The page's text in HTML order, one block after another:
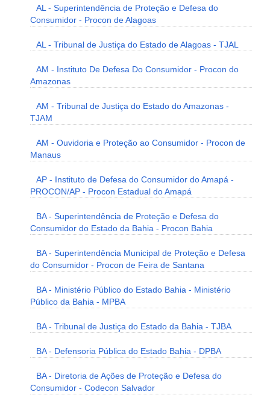
AL - Superintendência de Proteção e Defesa do
Consumidor - Procon de Alagoas
AL - Tribunal de Justiça do Estado de Alagoas - TJAL
AM - Instituto De Defesa Do Consumidor - Procon do
Amazonas
AM - Tribunal de Justiça do Estado do Amazonas -
TJAM
AM - Ouvidoria e Proteção ao Consumidor - Procon de
Manaus
AP - Instituto de Defesa do Consumidor do Amapá -
PROCON/AP - Procon Estadual do Amapá
BA - Superintendência de Proteção e Defesa do
Consumidor do Estado da Bahia - Procon Bahia
BA - Superintendência Municipal de Proteção e Defesa
do Consumidor - Procon de Feira de Santana
BA - Ministério Público do Estado Bahia - Ministério
Público da Bahia - MPBA
BA - Tribunal de Justiça do Estado da Bahia - TJBA
BA - Defensoria Pública do Estado Bahia - DPBA
BA - Diretoria de Ações de Proteção e Defesa do
Consumidor - Codecon Salvador